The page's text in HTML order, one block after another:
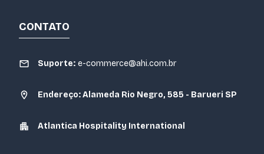
CONTATO
Suporte: e-commerce@ahi.com.br
Endereço: Alameda Rio Negro, 585 - Barueri SP
Atlantica Hospitality International